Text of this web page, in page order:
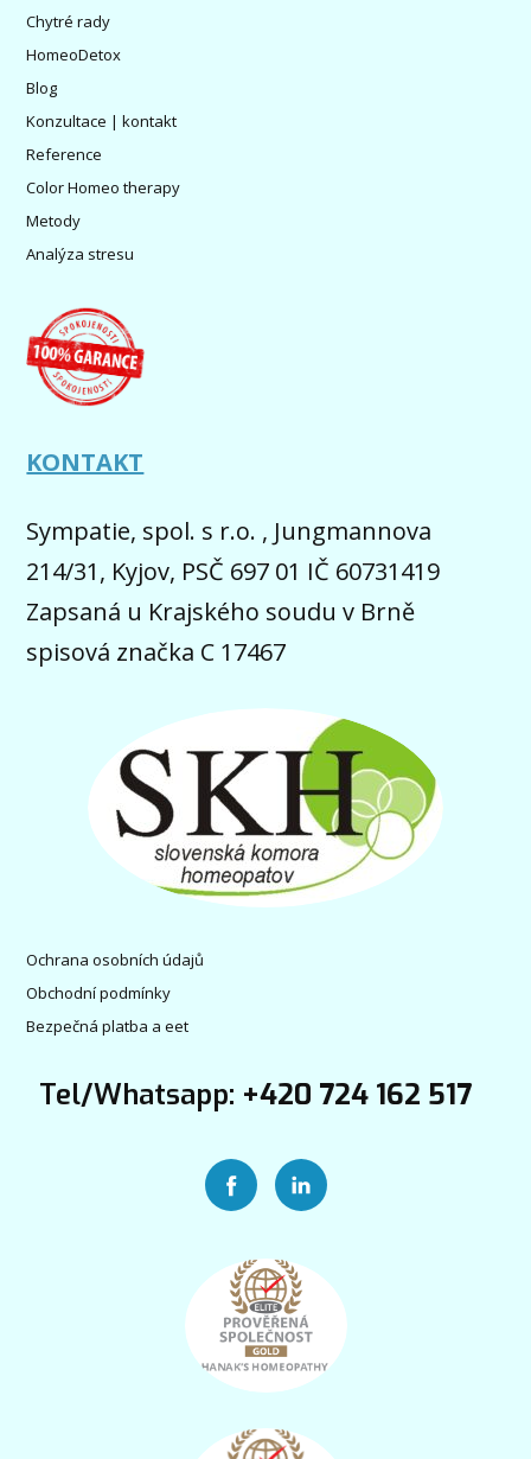
Chytré rady
HomeoDetox
Blog
Konzultace | kontakt
Reference
Color Homeo therapy
Metody
Analýza stresu
KONTAKT
Sympatie, spol. s r.o. , Jungmannova
214/31, Kyjov, PSČ 697 01 IČ 60731419
Zapsaná u Krajského soudu v Brně
spisová značka C 17467
Ochrana osobních údajů
Obchodní podmínky
Bezpečná platba a eet
Tel/Whatsapp: +420 724 162 517